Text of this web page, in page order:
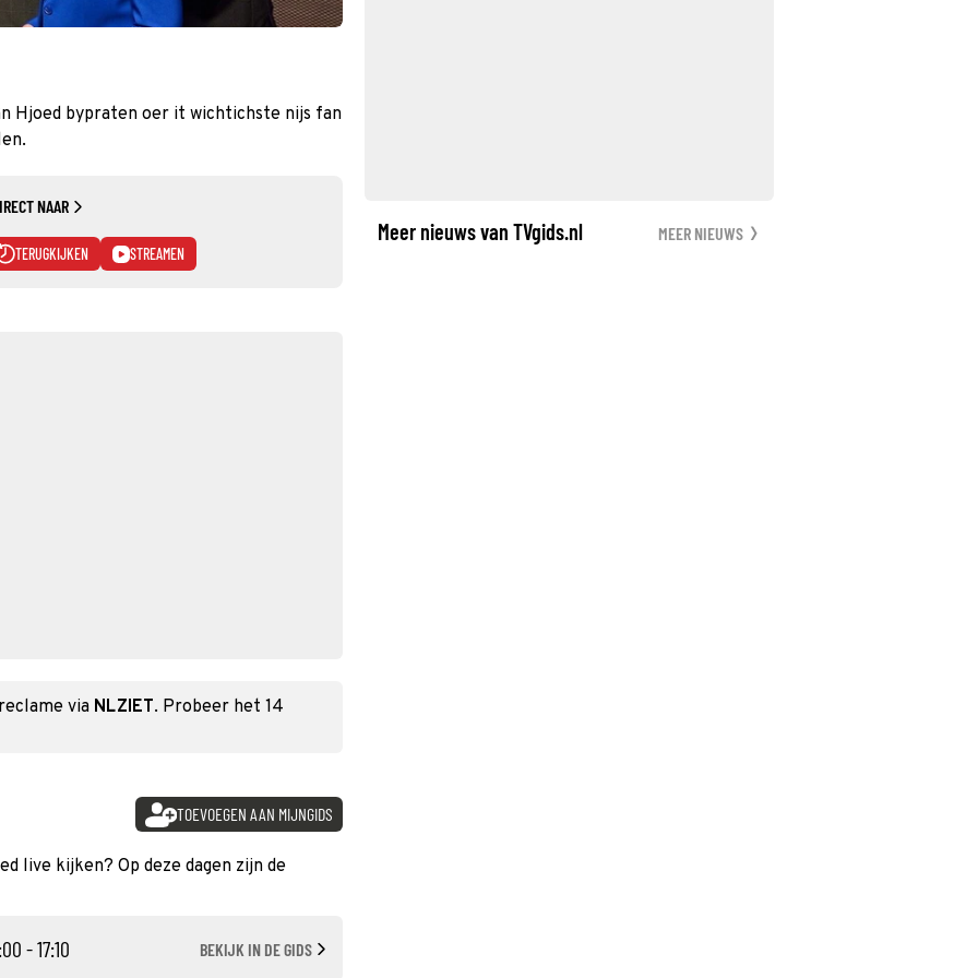
Hjoed bypraten oer it wichtichste nijs fan
NAAR
TERUGKIJKEN STREAMEN
via NLZIET. Probeer het 14
TOEVOEGEN AAN MIJNGIDS
live kijken? Op deze dagen zijn de
- 17:10 BEKIJK IN DE GIDS
Meer nieuws van TVgids.nl MEER NIEUWS